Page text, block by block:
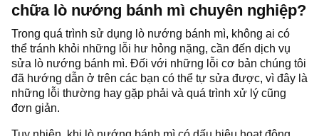
chữa lò nướng bánh mì chuyên nghiệp?
Trong quá trình sử dụng lò nướng bánh mì, không ai có
thể tránh khỏi những lỗi hư hỏng nặng, cần đến dịch vụ
sửa lò nướng bánh mì. Đối với những lỗi cơ bản chúng tôi
đã hướng dẫn ở trên các bạn có thể tự sửa được, vì đây là
những lỗi thường hay gặp phải và quá trình xử lý cũng
đơn giản.